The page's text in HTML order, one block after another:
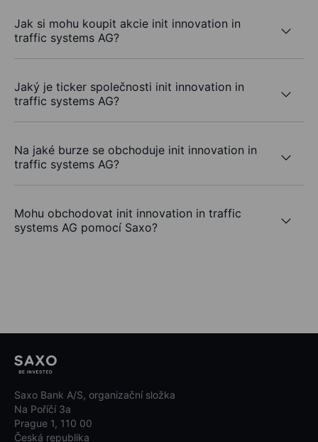
Jak si mohu koupit akcie init innovation in
traffic systems AG?
Jaký je ticker společnosti init innovation in
traffic systems AG?
Na jaké burze se obchoduje init innovation in
traffic systems AG?
Mohu obchodovat init innovation in traffic
systems AG pomocí Saxo?
Saxo Bank A/S, organizační složka
Na Poříčí 3a
Prague 1, 110 00
Česká republika